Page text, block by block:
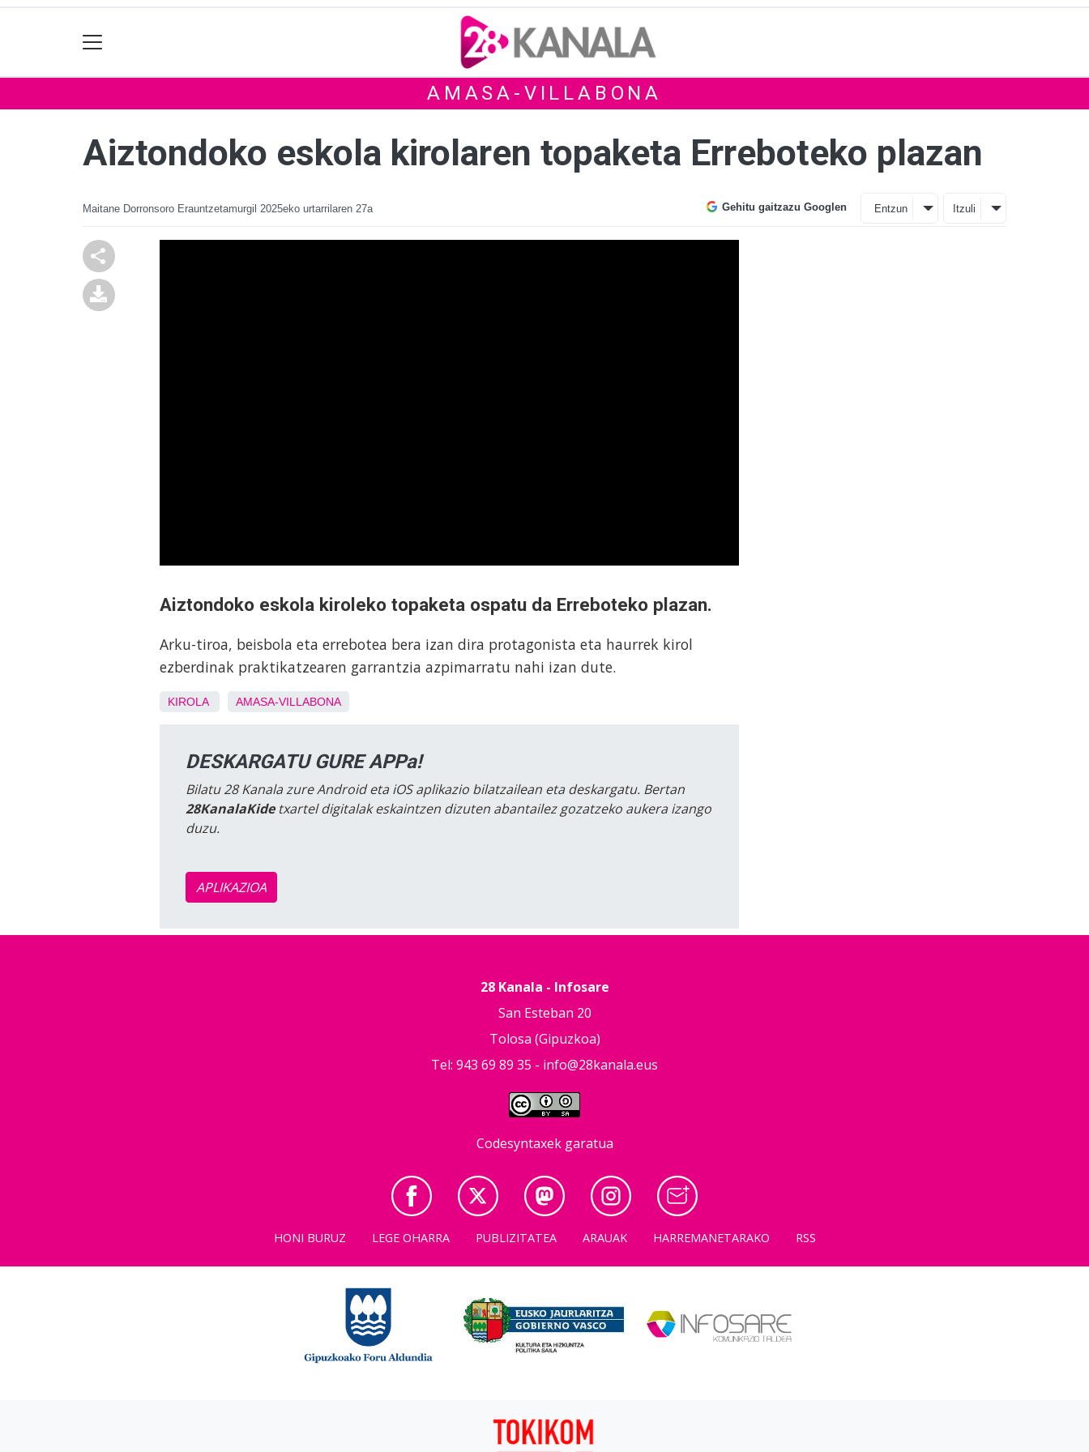
AMASA-VILLABONA
Aiztondoko eskola kirolaren topaketa Erreboteko plazan
Maitane Dorronsoro Erauntzetamurgil 2025eko urtarrilaren 27a Gehitu gaitzazu Googlen Entzun Itzuli
Aiztondoko eskola kiroleko topaketa ospatu da Erreboteko plazan.
Arku-tiroa, beisbola eta errebotea bera izan dira protagonista eta haurrek kirol
ezberdinak praktikatzearen garrantzia azpimarratu nahi izan dute.
KIROLA AMASA-VILLABONA
DESKARGATU GURE APPa!
Bilatu 28 Kanala zure Android eta iOS aplikazio bilatzailean eta deskargatu. Bertan
28KanalaKidetxartel digitalak eskaintzen dizuten abantailez gozatzeko aukera izango
duzu.
APLIKAZIOA
28 Kanala - Infosare
San Esteban 20
Tolosa (Gipuzkoa)
Tel: 943 69 89 35 - info@28kanala.eus
Codesyntaxek garatua
HONI BURUZ LEGE OHARRA PUBLIZITATEA ARAUAK HARREMANETARAKO RSS